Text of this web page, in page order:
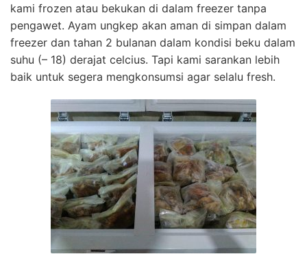
kami frozen atau bekukan di dalam freezer tanpa
pengawet. Ayam ungkep akan aman di simpan dalam
freezer dan tahan 2 bulanan dalam kondisi beku dalam
suhu (– 18) derajat celcius. Tapi kami sarankan lebih
baik untuk segera mengkonsumsi agar selalu fresh.